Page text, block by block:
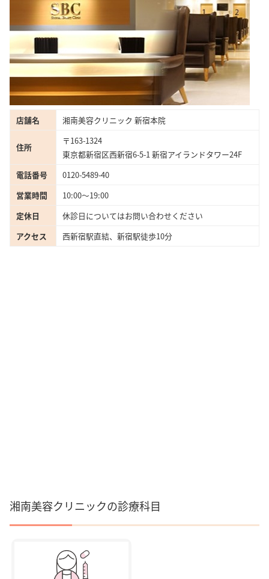
店舗名 湘南美容クリニック 新宿本院
住所
〒163-1324
東京都新宿区西新宿6-5-1 新宿アイランドタワー24F
電話番号
0120-5489-40
営業時間
10:00〜19:00
定休日
休診日についてはお問い合わせください
アクセス
西新宿駅直結、新宿駅徒歩10分
湘南美容クリニックの診療科目